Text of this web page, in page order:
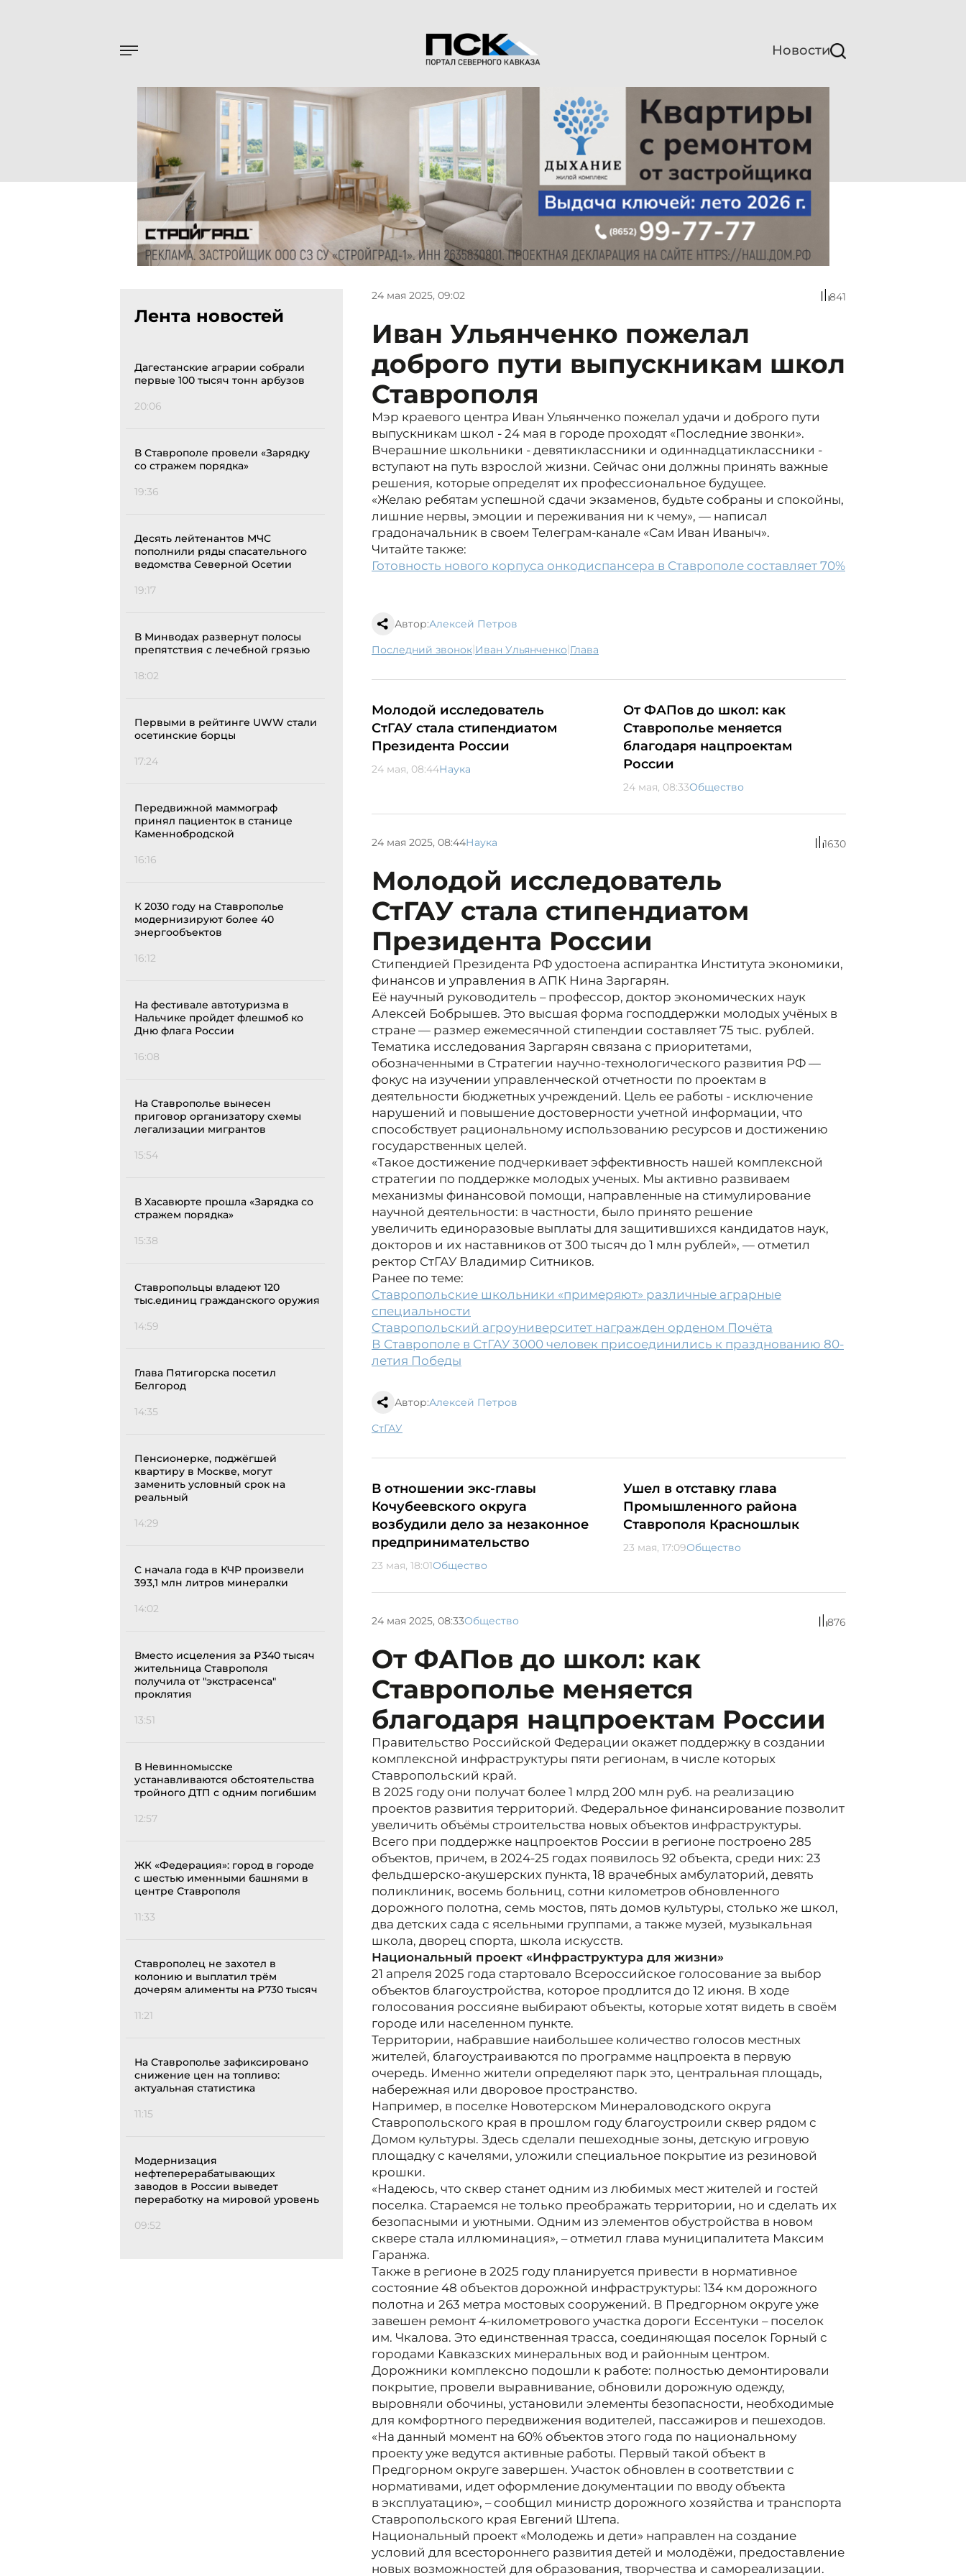
Новости
Лента новостей
Дагестанские аграрии собрали
первые 100 тысяч тонн арбузов
20:06
В Ставрополе провели «Зарядку
со стражем порядка»
19:36
Десять лейтенантов МЧС
пополнили ряды спасательного
ведомства Северной Осетии
19:17
В Минводах развернут полосы
препятствия с лечебной грязью
18:02
Первыми в рейтинге UWW стали
осетинские борцы
17:24
Передвижной маммограф
принял пациенток в станице
Каменнобродской
16:16
К 2030 году на Ставрополье
модернизируют более 40
энергообъектов
16:12
На фестивале автотуризма в
Нальчике пройдет флешмоб ко
Дню флага России
16:08
На Ставрополье вынесен
приговор организатору схемы
легализации мигрантов
15:54
В Хасавюрте прошла «Зарядка со
стражем порядка»
15:38
Ставропольцы владеют 120
тыс.единиц гражданского оружия
14:59
Глава Пятигорска посетил
Белгород
14:35
Пенсионерке, поджёгшей
квартиру в Москве, могут
заменить условный срок на
реальный
14:29
С начала года в КЧР произвели
393,1 млн литров минералки
14:02
Вместо исцеления за ₽340 тысяч
жительница Ставрополя
получила от "экстрасенса"
проклятия
13:51
В Невинномысске
устанавливаются обстоятельства
тройного ДТП с одним погибшим
12:57
ЖК «Федерация»: город в городе
с шестью именными башнями в
центре Ставрополя
11:33
Ставрополец не захотел в
колонию и выплатил трём
дочерям алименты на ₽730 тысяч
11:21
На Ставрополье зафиксировано
снижение цен на топливо:
актуальная статистика
11:15
Модернизация
нефтеперерабатывающих
заводов в России выведет
переработку на мировой уровень
09:52
24 мая 2025, 09:02 841
Иван Ульянченко пожелал
доброго пути выпускникам школ
Ставрополя
Мэр краевого центра Иван Ульянченко пожелал удачи и доброго пути
выпускникам школ - 24 мая в городе проходят «Последние звонки».
Вчерашние школьники - девятиклассники и одиннадцатиклассники -
вступают на путь взрослой жизни. Сейчас они должны принять важные
решения, которые определят их профессиональное будущее.
«Желаю ребятам успешной сдачи экзаменов, будьте собраны и спокойны,
лишние нервы, эмоции и переживания ни к чему», — написал
градоначальник в своем Телеграм-канале «Сам Иван Иваныч».
Читайте также:
Готовность нового корпуса онкодиспансера в Ставрополе составляет 70%
Автор:Алексей Петров
последний звонок| Иван Ульянченко| глава
Молодой исследователь
СтГАУ стала стипендиатом
Президента России
24 мая, 08:44Наука
От ФАПов до школ: как
Ставрополье меняется
благодаря нацпроектам
России
24 мая, 08:33Общество
24 мая 2025, 08:44Наука 1630
Молодой исследователь
СтГАУ стала стипендиатом
Президента России
Стипендией Президента РФ удостоена аспирантка Института экономики,
финансов и управления в АПК Нина Заргарян.
Её научный руководитель – профессор, доктор экономических наук
Алексей Бобрышев. Это высшая форма господдержки молодых учёных в
стране — размер ежемесячной стипендии составляет 75 тыс. рублей.
Тематика исследования Заргарян связана с приоритетами,
обозначенными в Стратегии научно-технологического развития РФ —
фокус на изучении управленческой отчетности по проектам в
деятельности бюджетных учреждений. Цель ее работы - исключение
нарушений и повышение достоверности учетной информации, что
способствует рациональному использованию ресурсов и достижению
государственных целей.
«Такое достижение подчеркивает эффективность нашей комплексной
стратегии по поддержке молодых ученых. Мы активно развиваем
механизмы финансовой помощи, направленные на стимулирование
научной деятельности: в частности, было принято решение
увеличить единоразовые выплаты для защитившихся кандидатов наук,
докторов и их наставников от 300 тысяч до 1 млн рублей», — отметил
ректор СтГАУ Владимир Ситников.
Ранее по теме:
Ставропольские школьники «примеряют» различные аграрные
специальности
Ставропольский агроуниверситет награжден орденом Почёта
В Ставрополе в СтГАУ 3000 человек присоединились к празднованию 80-
летия Победы
Автор:Алексей Петров
СтГАУ
В отношении экс-главы
Кочубеевского округа
возбудили дело за незаконное
предпринимательство
23 мая, 18:01Общество
Ушел в отставку глава
Промышленного района
Ставрополя Красношлык
23 мая, 17:09Общество
24 мая 2025, 08:33Общество 876
От ФАПов до школ: как
Ставрополье меняется
благодаря нацпроектам России
Правительство Российской Федерации окажет поддержку в создании
комплексной инфраструктуры пяти регионам, в числе которых
Ставропольский край.
В 2025 году они получат более 1 млрд 200 млн руб. на реализацию
проектов развития территорий. Федеральное финансирование позволит
увеличить объёмы строительства новых объектов инфраструктуры.
Всего при поддержке нацпроектов России в регионе построено 285
объектов, причем, в 2024-25 годах появилось 92 объекта, среди них: 23
фельдшерско-акушерских пункта, 18 врачебных амбулаторий, девять
поликлиник, восемь больниц, сотни километров обновленного
дорожного полотна, семь мостов, пять домов культуры, столько же школ,
два детских сада с ясельными группами, а также музей, музыкальная
школа, дворец спорта, школа искусств.
Национальный проект «Инфраструктура для жизни»
21 апреля 2025 года стартовало Всероссийское голосование за выбор
объектов благоустройства, которое продлится до 12 июня. В ходе
голосования россияне выбирают объекты, которые хотят видеть в своём
городе или населенном пункте.
Территории, набравшие наибольшее количество голосов местных
жителей, благоустраиваются по программе нацпроекта в первую
очередь. Именно жители определяют парк это, центральная площадь,
набережная или дворовое пространство.
Например, в поселке Новотерском Минераловодского округа
Ставропольского края в прошлом году благоустроили сквер рядом с
Домом культуры. Здесь сделали пешеходные зоны, детскую игровую
площадку с качелями, уложили специальное покрытие из резиновой
крошки.
«Надеюсь, что сквер станет одним из любимых мест жителей и гостей
поселка. Стараемся не только преображать территории, но и сделать их
безопасными и уютными. Одним из элементов обустройства в новом
сквере стала иллюминация», – отметил глава муниципалитета Максим
Гаранжа.
Также в регионе в 2025 году планируется привести в нормативное
состояние 48 объектов дорожной инфраструктуры: 134 км дорожного
полотна и 263 метра мостовых сооружений. В Предгорном округе уже
завешен ремонт 4-километрового участка дороги Ессентуки – поселок
им. Чкалова. Это единственная трасса, соединяющая поселок Горный с
городами Кавказских минеральных вод и районным центром.
Дорожники комплексно подошли к работе: полностью демонтировали
покрытие, провели выравнивание, обновили дорожную одежду,
выровняли обочины, установили элементы безопасности, необходимые
для комфортного передвижения водителей, пассажиров и пешеходов.
«На данный момент на 60% объектов этого года по национальному
проекту уже ведутся активные работы. Первый такой объект в
Предгорном округе завершен. Участок обновлен в соответствии с
нормативами, идет оформление документации по вводу объекта
в эксплуатацию», – сообщил министр дорожного хозяйства и транспорта
Ставропольского края Евгений Штепа.
Национальный проект «Молодежь и дети» направлен на создание
условий для всестороннего развития детей и молодёжи, предоставление
новых возможностей для образования, творчества и самореализации.